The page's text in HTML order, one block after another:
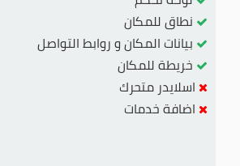
نطاق للمكان
بيانات المكان و روابط التواصل
خريطة للمكان
اسلايدر متحرك
اضافة خدمات